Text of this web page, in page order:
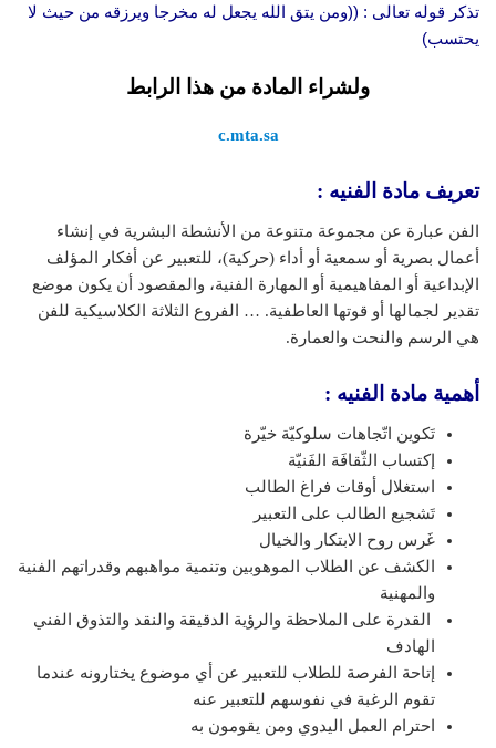
تذكر قوله تعالى : ((ومن يتق الله يجعل له مخرجا ويرزقه من حيث لا
يحتسب)
ولشراء المادة من هذا الرابط
c.mta.sa
تعريف مادة الفنيه :
الفن عبارة عن مجموعة متنوعة من الأنشطة البشرية في إنشاء
أعمال بصرية أو سمعية أو أداء (حركية)، للتعبير عن أفكار المؤلف
الإبداعية أو المفاهيمية أو المهارة الفنية، والمقصود أن يكون موضع
تقدير لجمالها أو قوتها العاطفية. … الفروع الثلاثة الكلاسيكية للفن
هي الرسم والنحت والعمارة.
أهمية مادة الفنيه :
تَكوين اتّجاهات سلوكيّة خيّرة
إكتساب الثّقافَة الفَنيّة
استغلال أوقات فراغ الطالب
تَشجيع الطالب على التعبير
غَرس روح الابتكار والخيال
الكشف عن الطلاب الموهوبين وتنمية مواهبهم وقدراتهم الفنية
والمهنية
القدرة على الملاحظة والرؤية الدقيقة والنقد والتذوق الفني
الهادف
إتاحة الفرصة للطلاب للتعبير عن أي موضوع يختارونه عندما
تقوم الرغبة في نفوسهم للتعبير عنه
احترام العمل اليدوي ومن يقومون به